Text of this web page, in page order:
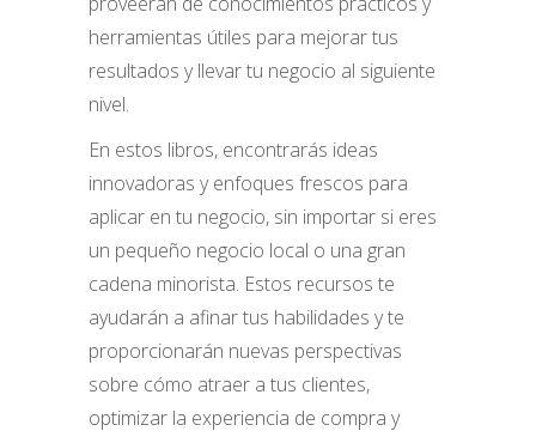
herramientas útiles para mejorar tus
resultados y llevar tu negocio al siguiente
nivel.
En estos libros, encontrarás ideas
innovadoras y enfoques frescos para
aplicar en tu negocio, sin importar si eres
un pequeño negocio local o una gran
cadena minorista. Estos recursos te
ayudarán a afinar tus habilidades y te
proporcionarán nuevas perspectivas
sobre cómo atraer a tus clientes,
optimizar la experiencia de compra y